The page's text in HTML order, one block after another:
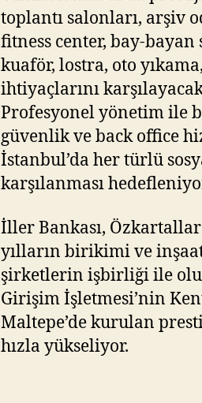
toplantı salonları, arşiv
fitness center, bay-bayan
kuaför, lostra, oto
ihtiyaçlarını
Profesyonel yönetim ile
güvenlik ve back office
İstanbul’da her türlü
karşılanması
İller Bankası, Özkartallar
yılların birikimi ve
şirketlerin işbirliği ile
Girişim İşletmesi’nin
Maltepe’de kurulan
hızla yükseliyor.